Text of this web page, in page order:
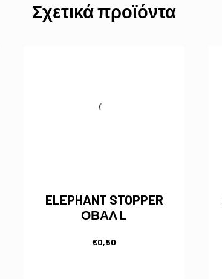
Σχετικά προϊόντα
ELEPHANT STOPPER
ΟΒΑΛ L
€0,50